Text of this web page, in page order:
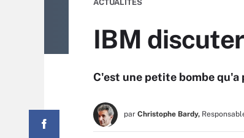
ACTUALITES
IBM
C'est une petite bombe
par Christophe Bardy,